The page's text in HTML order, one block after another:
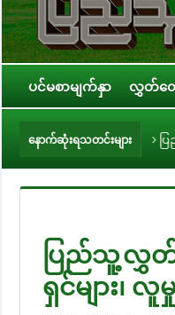
ပင်မစာမျက်နှာ လွှတ်တေ
နောက်ဆုံးရသတင်းများ
ပြည်သူ့လွှတ်တော် အစိုးရ၏ အာမ
ပြည်သူ့လွှတ်တ
ရှင်များ၊